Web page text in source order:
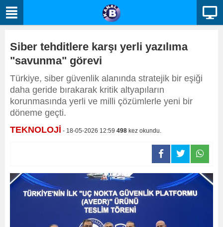
Siber tehditlere karşı yerli yazılıma
"savunma" görevi
Türkiye, siber güvenlik alanında stratejik bir eşiği
daha geride bırakarak kritik altyapıların
korunmasında yerli ve milli çözümlerle yeni bir
döneme geçti.
TEKNOLOJİ - 18-05-2026 12:59 498 kez okundu.